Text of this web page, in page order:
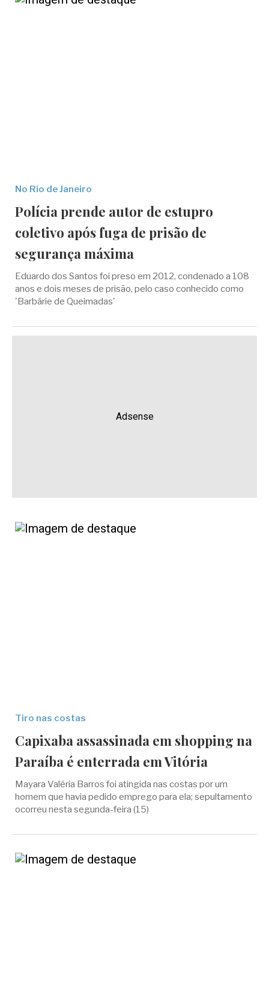
No Rio de Janeiro
Polícia prende autor de estupro
coletivo após fuga de prisão de
segurança máxima
Eduardo dos Santos foi preso em 2012, condenado a 108
anos e dois meses de prisão, pelo caso conhecido como
'Barbárie de Queimadas'
Adsense
Tiro nas costas
Capixaba assassinada em shopping na
Paraíba é enterrada em Vitória
Mayara Valéria Barros foi atingida nas costas por um
homem que havia pedido emprego para ela; sepultamento
ocorreu nesta segunda-feira (15)